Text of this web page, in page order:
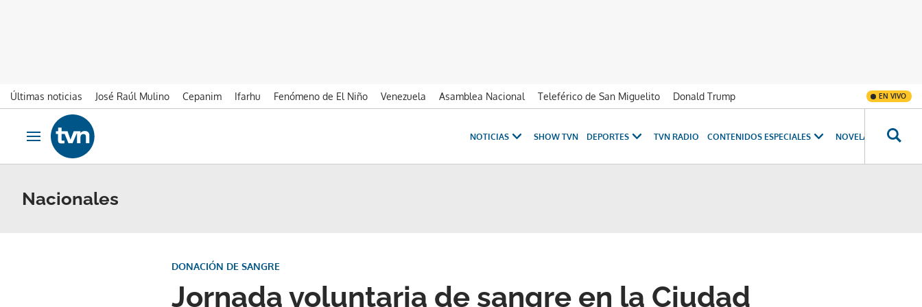
Últimas noticias José Raúl Mulino Cepanim Ifarhu Fenómeno de El Niño Venezuela Asamblea Nacional Teleférico de San Miguelito Donald Trump EN VIVO
Ir al contenido
Obrir navegació
NOTICIAS SHOW TVN DEPORTES TVN RADIO CONTENIDOS ESPECIALES NOVELAS
Nacionales
Jornada voluntaria de sangre en la Ciudad
DONACIÓN DE SANGRE